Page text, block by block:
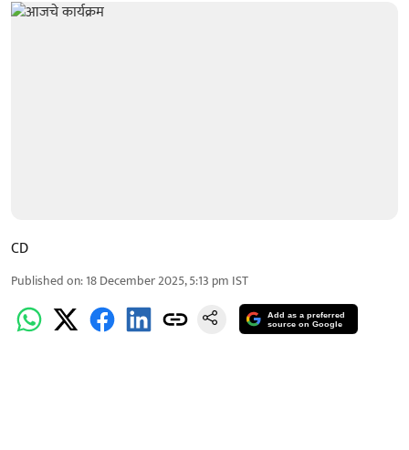
CD
Published on:18 December 2025, 5:13 pm IST
Add as a preferred
source on Google